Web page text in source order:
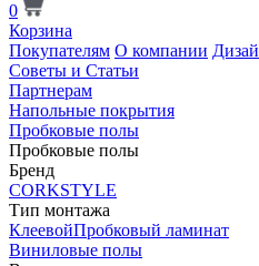
0
Корзина
Покупателям О компании
Советы и Статьи
Партнерам
Напольные покрытия
Пробковые полы
Пробковые полы
Бренд
CORKSTYLE
Тип монтажа
КлеевойПробковый ламинат
Виниловые полы